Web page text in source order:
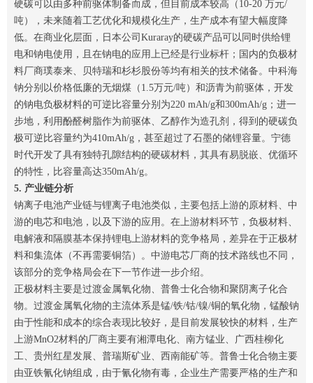
硬碳可以由多种前驱体制备而成，但目前成本较高（10-20 万元/
吨），未来随着工艺优化和规模化生产，生产成本有望大幅度降
低。在商业化层面，日本公司Kuraray的硬碳产品可以同时供给锂
电和钠电使用，且在钠电的应用上已经是行业标杆；国内的负极材
料厂商璞泰来、贝特瑞和杉杉股份等均有相关的技术储备。中科海
钠分别以价格低廉的无烟煤（1.5万元/吨）和沥青为前驱体，开发
的钠电负极材料的可逆比容量分别为220 mAh/g和300mAh/g；进一
步地，利用酚醛树脂作为前驱体、乙醇作为造孔剂，得到的硬碳负
极可逆比容量约为410mAh/g，甚至超过了石墨的储锂容量。宁德
时代开发了具有独特孔隙结构的硬碳材料，其具有易脱嵌、优循环
的特性，比容量高达350mAh/g。
5. 产业链分析
钠离子电池产业链与锂离子电池类似，主要包括上游的原材料、中
游的电芯和电池，以及下游的应用。在上游材料环节，负极材料、
电解液和隔膜基本保持锂电上游材料的竞争格局，差异在于正极材
料和集流体（不再需要铜箔）。中游电芯厂商的技术路线也不同，
该部分的竞争格局会在下一节作进一步介绍。
正极材料主要是过渡金属氧化物、普鲁士化合物和聚阴离子化合
物。过渡金属氧化物的主流体系是锰/铁/钴/镍/铜的氧化物，锰酸钠
由于性能和成本的综合表现比较好，是目前发展较快的材料，生产
上游MnO2材料的厂商主要有湘潭电化、南方锰业、广西桂柳化
工、贵州红星发展、普瑞斯矿业、西南能矿等。普鲁士化合物主要
由亚铁氰化钠组成，由于氰化物有毒，企业生产需要严格的生产和